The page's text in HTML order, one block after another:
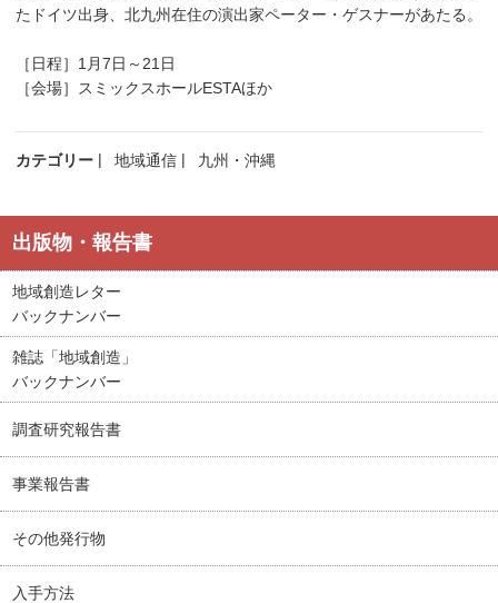
たドイツ出身、北九州在住の演出家ペーター・ゲスナーがあたる。
［日程］1月7日～21日
［会場］スミックスホールESTAほか
カテゴリー 地域通信 九州・沖縄
出版物・報告書
地域創造レター
バックナンバー
雑誌「地域創造」
バックナンバー
調査研究報告書
事業報告書
その他発行物
入手方法